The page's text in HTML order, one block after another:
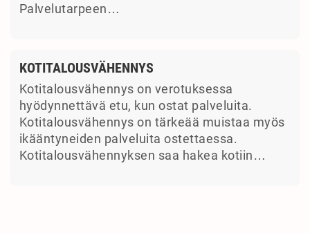
Palvelutarpeen…
KOTITALOUSVÄHENNYS
Kotitalousvähennys on verotuksessa
hyödynnettävä etu, kun ostat palveluita.
Kotitalousvähennys on tärkeää muistaa myös
ikääntyneiden palveluita ostettaessa.
Kotitalousvähennyksen saa hakea kotiin…